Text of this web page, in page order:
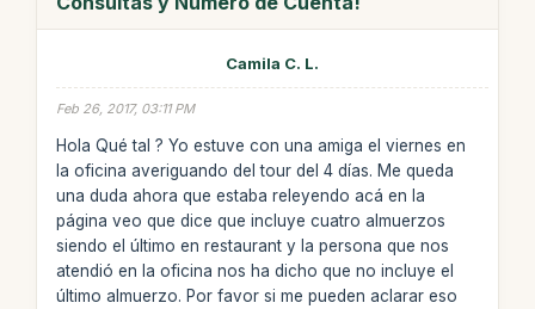
Camila C. L.
Feb 26, 2017, 03:11 PM
Hola Qué tal ? Yo estuve con una amiga el viernes en
la oficina averiguando del tour del 4 días. Me queda
una duda ahora que estaba releyendo acá en la
página veo que dice que incluye cuatro almuerzos
siendo el último en restaurant y la persona que nos
atendió en la oficina nos ha dicho que no incluye el
último almuerzo. Por favor si me pueden aclarar eso